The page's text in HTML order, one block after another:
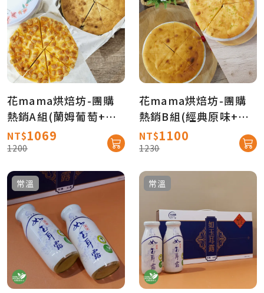
花mama烘焙坊-團購
熱銷A組(蘭姆葡萄+乳
酪二次方/500GX2
入)★團購人氣商品
NT$1069
1200
花mama烘焙坊-團購
熱銷B組(經典原味+檸
檬麻糬/500gX2入)★
團購人氣商品【產地直
NT$1100
1230
常溫 常溫